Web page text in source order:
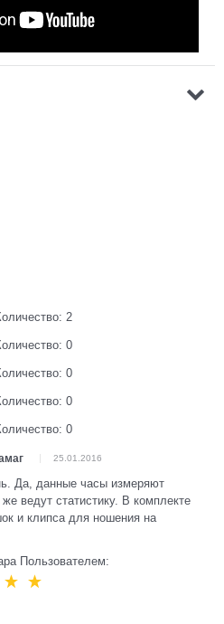
2
0
0
0
0
25.01.2016
Да, данные часы измеряют
ведут статистику. В комплекте
и клипса для ношения на
Пользователем: